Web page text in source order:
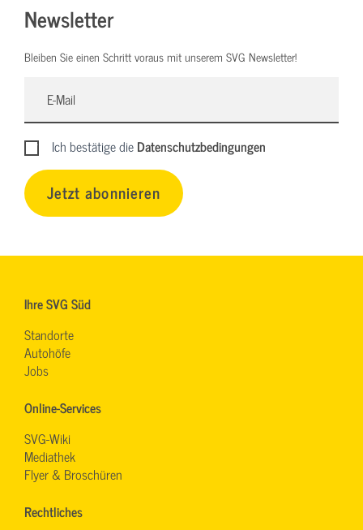
Newsletter
Bleiben Sie einen Schritt voraus mit unserem SVG Newsletter!
Ich bestätige dieDatenschutzbedingungen
Jetzt abonnieren
Ihre SVG Süd
Standorte
Autohöfe
Jobs
Online-Services
SVG-Wiki
Mediathek
Flyer & Broschüren
Rechtliches